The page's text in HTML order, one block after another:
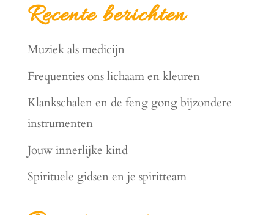
Recente berichten
Muziek als medicijn
Frequenties ons lichaam en kleuren
Klankschalen en de feng gong bijzondere
instrumenten
Jouw innerlijke kind
Spirituele gidsen en je spiritteam